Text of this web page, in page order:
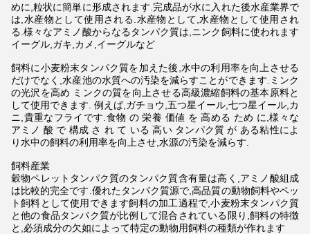
めに,粒状に簡単に形成されます.完成品が水に入れた後水産業界で
は,水産物として使用される.水産物として,水産物として使用され
る.様々なアミノ酸からなるタンパク質は,ニンク飼料に使われます
イーグル,ガキ,カメ,イーグルなど
飼料に小麦粉末タンパク質を加えた後,水中の利用率を向上させる
だけでなく,水産池の水質への汚染を減らすことができます.ミンク
の光沢を高め ミンクの質を向上させる高級濃縮飼料の基本原料と
して使用できます. 例えば,ガチョウ,五つ星イール,七つ星イール,カ
ニ,貴重なフライです.食物 の 栄養 価値 を 高める ため に,様々な
アミノ 酸 で 構成 さ れ て いる 高い タンパク質 が ある粘性によ
り水中の飼料の利用率を向上させ,水源の汚染を減らす.
飼料産業
穀物ペレットタンパク質のタンパク質含有量は高く,アミノ酸組成
は比較的完全です.優れたタンパク質源で,高品質の動物飼料やペッ
ト飼料として使用できます飼料の加工過程で,小麦粉末タンパク質
と他の食品タンパク質が比例して混合されている限り,飼料の特徴
と,必須成分の欠如によって特定の動物用飼料の種類が作れます